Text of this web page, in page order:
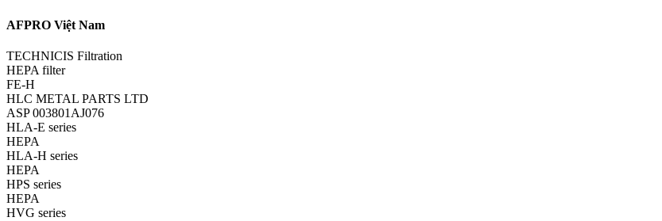
AFPRO Việt Nam
TECHNICIS Filtration
HEPA filter
FE-H
HLC METAL PARTS LTD
ASP 003801AJ076
HLA-E series
HEPA
HLA-H series
HEPA
HPS series
HEPA
HVG series